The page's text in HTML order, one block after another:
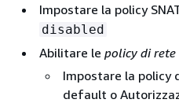
Impostare la policy
disabled
Abilitare le policy di rete
Impostare la policy
default o